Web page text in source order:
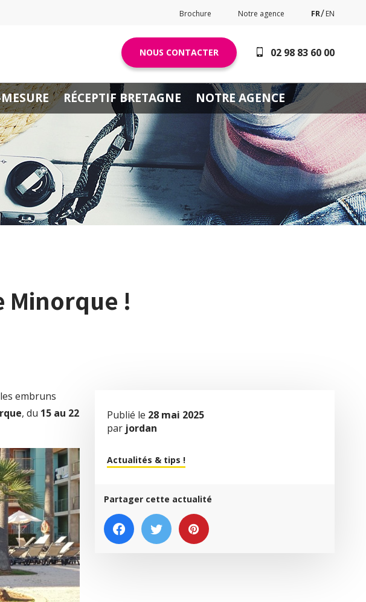
Brochure Notre agence FR EN
NOUS CONTACTER 02 98 83 60 00
RÉCEPTIF BRETAGNE NOTRE AGENCE
Minorque !
Publié le 28 mai 2025
par jordan
Actualités & tips !
Partager cette actualité
embruns
, du 15 au 22